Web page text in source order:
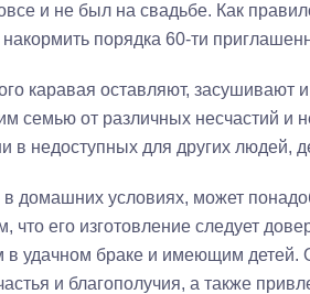
и не был на свадьбе. Как
порядка 60-ти
каравая оставляют, засушивают
семью от различных несчастий и
в недоступных для других людей,
домашних условиях, может
что его изготовление следует
удачном браке и имеющим детей.
и благополучия, а также